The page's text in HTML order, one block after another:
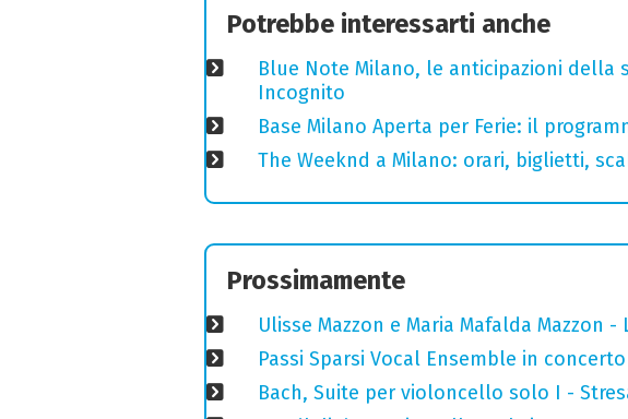
Potrebbe interessarti anche
Blue Note Milano, le anticipazioni della
Incognito
Base Milano Aperta per Ferie: il
The Weeknd a Milano: orari, biglietti,
Prossimamente
Ulisse Mazzon e Maria Mafalda Mazzon -
Passi Sparsi Vocal Ensemble in
Bach, Suite per violoncello solo I -